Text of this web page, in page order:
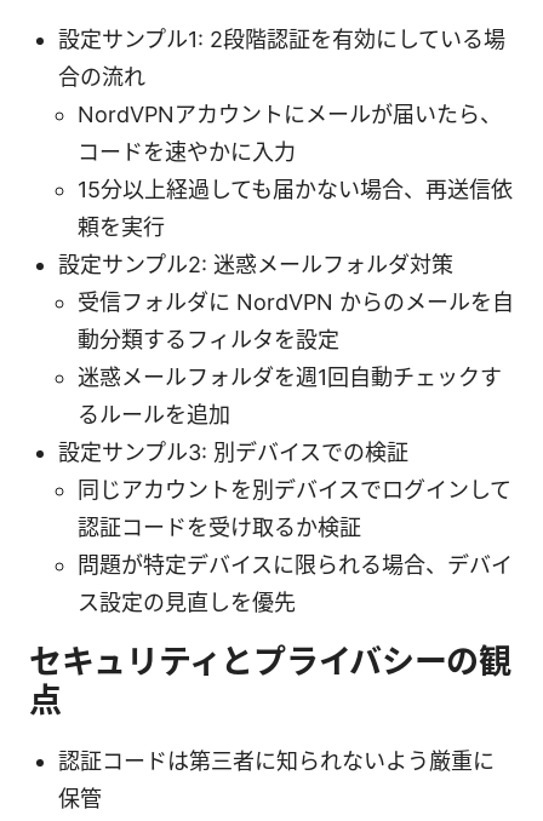
設定サンプル1: 2段階認証を有効にしている場
合の流れ
NordVPNアカウントにメールが届いたら、
コードを速やかに入力
15分以上経過しても届かない場合、再送信依
頼を実行
設定サンプル2: 迷惑メールフォルダ対策
受信フォルダに NordVPN からのメールを自
動分類するフィルタを設定
迷惑メールフォルダを週1回自動チェックす
るルールを追加
設定サンプル3: 別デバイスでの検証
同じアカウントを別デバイスでログインして
認証コードを受け取るか検証
問題が特定デバイスに限られる場合、デバイ
ス設定の見直しを優先
セキュリティとプライバシーの観
点
認証コードは第三者に知られないよう厳重に
保管